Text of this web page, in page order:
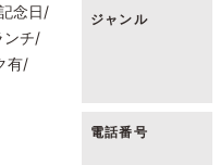
念日
ンチ
有
ジャンル
電話番号